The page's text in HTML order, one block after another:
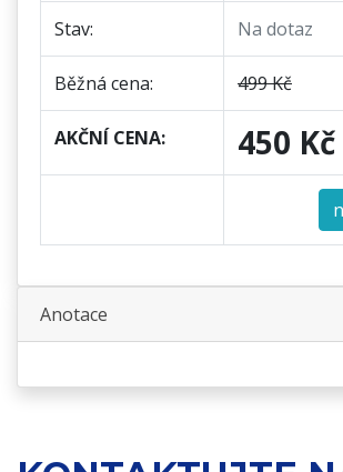
Stav: Na dotaz
Běžná cena: 499 Kč
AKČNÍ CENA: 450 Kč
Anotace